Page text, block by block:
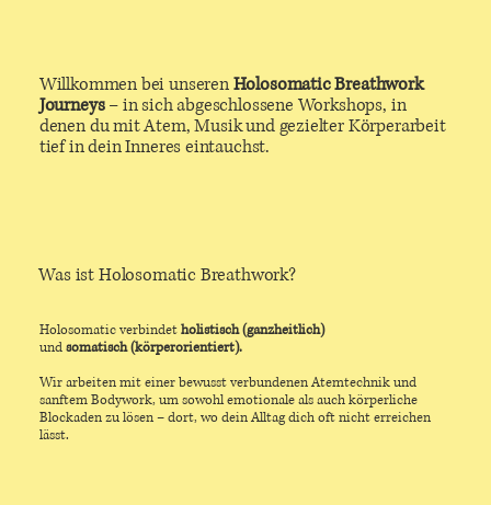
Willkommen bei unserenHolosomatic Breathwork
Journeys– in sich abgeschlossene Workshops, in
denen du mit Atem, Musik und gezielter Körperarbeit
tief in dein Inneres eintauchst.
Was ist Holosomatic Breathwork?
Holosomatic verbindetholistisch (ganzheitlich)
undsomatisch (körperorientiert).
Wir arbeiten mit einer bewusst verbundenen Atemtechnik und
sanftem Bodywork, um sowohl emotionale als auch körperliche
Blockaden zu lösen – dort, wo dein Alltag dich oft nicht erreichen
lässt.